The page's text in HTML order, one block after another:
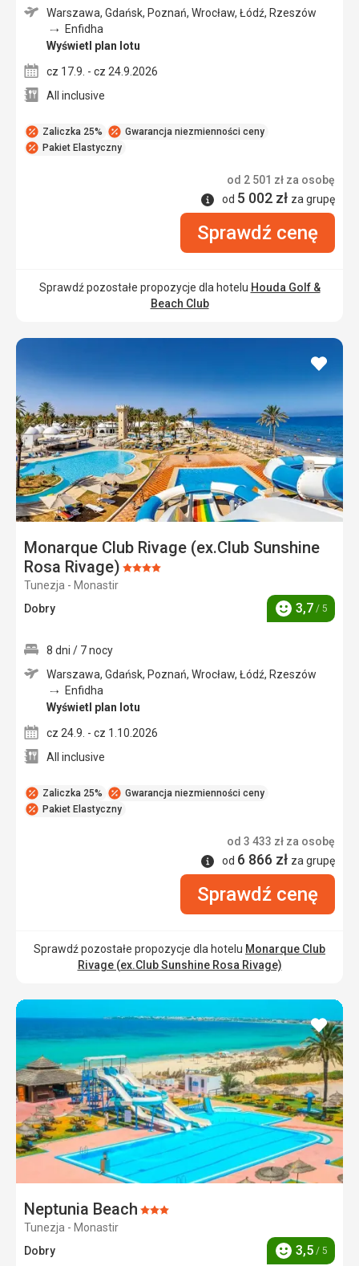
Zaliczka 25%
Gwarancja niezmienności ceny
Pakiet Elastyczny
Warszawa, Gdańsk, Poznań, Wrocław, Łódź, Rzeszów
Enfidha
Wyświetl plan lotu
cz 17.9. - cz 24.9.2026
All inclusive
od 2 501 zł za osobę
Informacje
od 5 002 zł za grupę
Sprawdź cenę
Sprawdź pozostałe propozycje dla hotelu Houda Golf &
Beach Club
Monarque Club Rivage (ex.Club Sunshine
Rosa Rivage) Ocena:
Tunezja - Monastir
Dobry
Ocena
3,7 / 5
dodaj
Zaliczka 25%
Gwarancja niezmienności ceny
Pakiet Elastyczny
8 dni / 7 nocy
Warszawa, Gdańsk, Poznań, Wrocław, Łódź, Rzeszów
Enfidha
Wyświetl plan lotu
cz 24.9. - cz 1.10.2026
All inclusive
od 3 433 zł za osobę
Informacje
od 6 866 zł za grupę
Sprawdź cenę
Sprawdź pozostałe propozycje dla hotelu Monarque Club
Rivage (ex.Club Sunshine Rosa Rivage)
Neptunia Beach Ocena:
Tunezja - Monastir
Dobry
Ocena
3,5 / 5
dodaj
do